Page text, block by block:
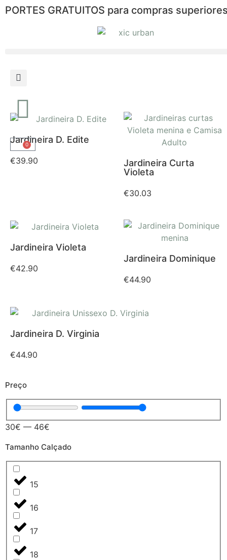
PORTES GRATUITOS para compras
0
Preço
30€ — 46€
Tamanho Calçado
15
16
17
18
Jardineira D. Edite
€39.90
Jardineira Curta
Violeta
€30.03
Jardineira Violeta
€42.90
Jardineira Dominique
€44.90
Jardineira D. Virginia
€44.90